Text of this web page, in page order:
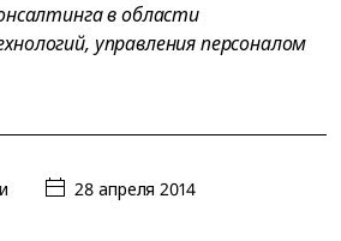
в области
управления персоналом
28 апреля 2014